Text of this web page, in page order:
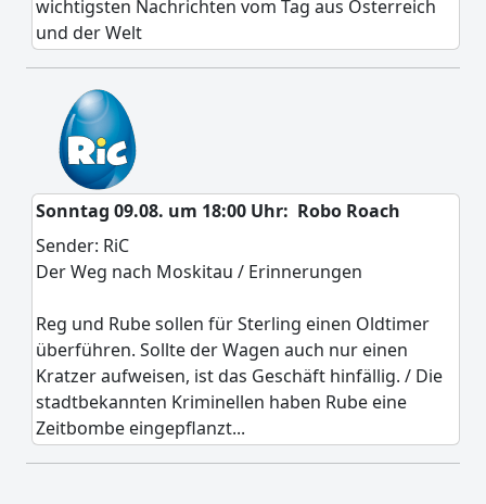
wichtigsten Nachrichten vom Tag aus Österreich
und der Welt
Sonntag 09.08. um 18:00 Uhr: Robo Roach
Sender: RiC
Der Weg nach Moskitau / Erinnerungen
Reg und Rube sollen für Sterling einen Oldtimer
überführen. Sollte der Wagen auch nur einen
Kratzer aufweisen, ist das Geschäft hinfällig. / Die
stadtbekannten Kriminellen haben Rube eine
Zeitbombe eingepflanzt...